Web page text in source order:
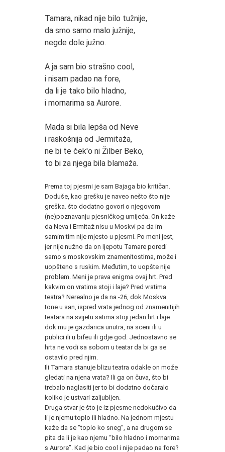
Tamara, nikad nije bilo tužnije,
da smo samo malo južnije,
negde dole južno.
A ja sam bio strašno cool,
i nisam padao na fore,
da li je tako bilo hladno,
i mornarima sa Aurore.
Mada si bila lepša od Neve
i raskošnija od Jermitaža,
ne bi te ček'o ni Žilber Beko,
to bi za njega bila blamaža.
Prema toj pjesmi je sam Bajaga bio kritičan.
Doduše, kao grešku je naveo nešto što nije
greška. što dodatno govori o njegovom
(ne)poznavanju pjesničkog umijeća. On kaže
da Neva i Ermitaž nisu u Moskvi pa da im
samim tim nije mjesto u pjesmi. Po meni jest,
jer nije nužno da on ljepotu Tamare poredi
samo s moskovskim znamenitostima, može i
uopšteno s ruskim. Međutim, to uopšte nije
problem. Meni je prava enigma ovaj hrt. Pred
kakvim on vratima stoji i laje? Pred vratima
teatra? Nerealno je da na -26, dok Moskva
tone u san, ispred vrata jednog od znamenitijih
teatara na svijetu satima stoji jedan hrt i laje
dok mu je gazdarica unutra, na sceni ili u
publici ili u bifeu ili gdje god. Jednostavno se
hrta ne vodi sa sobom u teatar da bi ga se
ostavilo pred njim.
Ili Tamara stanuje blizu teatra odakle on može
gledati na njena vrata? Ili ga on čuva, što bi
trebalo naglasiti jer to bi dodatno dočaralo
koliko je ustvari zaljubljen.
Druga stvar je što je iz pjesme nedokučivo da
li je njemu toplo ili hladno. Na jednom mjestu
kaže da se “topio ko sneg”, a na drugom se
pita da li je kao njemu “bilo hladno i mornarima
s Aurore”. Kad je bio cool i nije padao na fore?